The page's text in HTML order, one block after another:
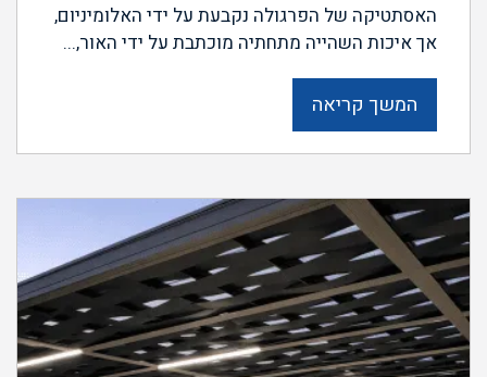
האסתטיקה של הפרגולה נקבעת על ידי האלומיניום,
אך איכות השהייה מתחתיה מוכתבת על ידי האור,...
המשך קריאה